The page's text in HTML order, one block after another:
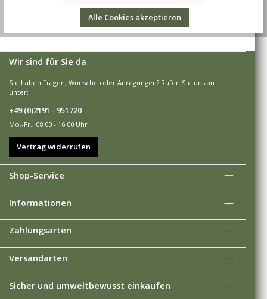
Wir sind für Sie da
Sie haben Fragen, Wünsche oder Anregungen? Rufen Sie uns an
unter:
+49 (0)2191 - 951720
Mo.-Fr., 08:00 - 16:00 Uhr
Vertrag widerrufen
Shop-Service
Informationen
Zahlungsarten
Versandarten
Sicher und umweltbewusst einkaufen
Alle Cookies akzeptieren